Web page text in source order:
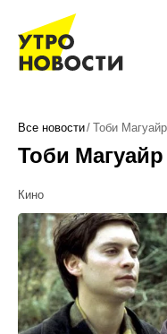
Все новости Тоби Магуайр
Тоби Магуайр
Кино